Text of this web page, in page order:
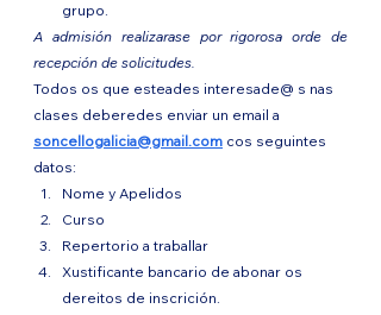
grupo.
A admisión realizarase por rigorosa orde de
recepción de solicitudes.
Todos os que esteades interesade@ s nas
clases deberedes enviar un email a
soncellogalicia@gmail.com cos seguintes
datos:
Nome y Apelidos
Curso
Repertorio a traballar
Xustificante bancario de abonar os
dereitos de inscrición.